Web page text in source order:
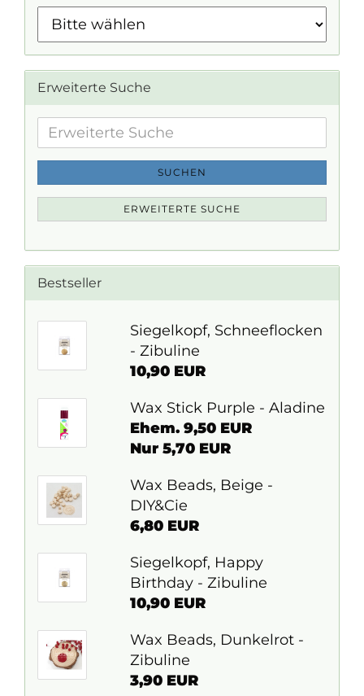
Erweiterte Suche
Erweiterte
Suche
SUCHEN
ERWEITERTE SUCHE
Bestseller
Siegelkopf, Schneeflocken
- Zibuline
10,90 EUR
Wax Stick Purple - Aladine
Ehem. 9,50 EUR
Nur 5,70 EUR
Wax Beads, Beige -
DIY&Cie
6,80 EUR
Siegelkopf, Happy
Birthday - Zibuline
10,90 EUR
Wax Beads, Dunkelrot -
Zibuline
3,90 EUR